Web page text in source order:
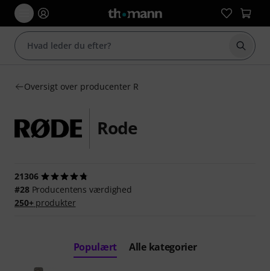
Start
Oversigt over producenter R
Rode
21306
#28Producentens værdighed
250+produkter
Populært Alle kategorier